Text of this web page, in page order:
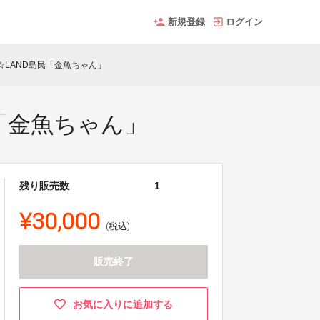
新規登録 ログイン
島民「金魚ちゃん」
魚ちゃん」
残り販売数 1
¥30,000 (税込)
販売終了
お気に入りに追加する